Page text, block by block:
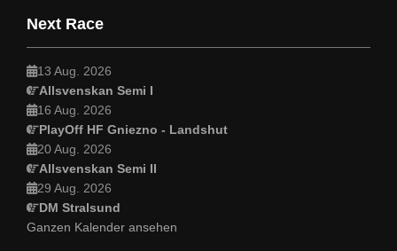
Next Race
13 Aug. 2026
Allsvenskan Semi I
16 Aug. 2026
PlayOff HF Gniezno - Landshut
20 Aug. 2026
Allsvenskan Semi II
29 Aug. 2026
DM Stralsund
Ganzen Kalender ansehen